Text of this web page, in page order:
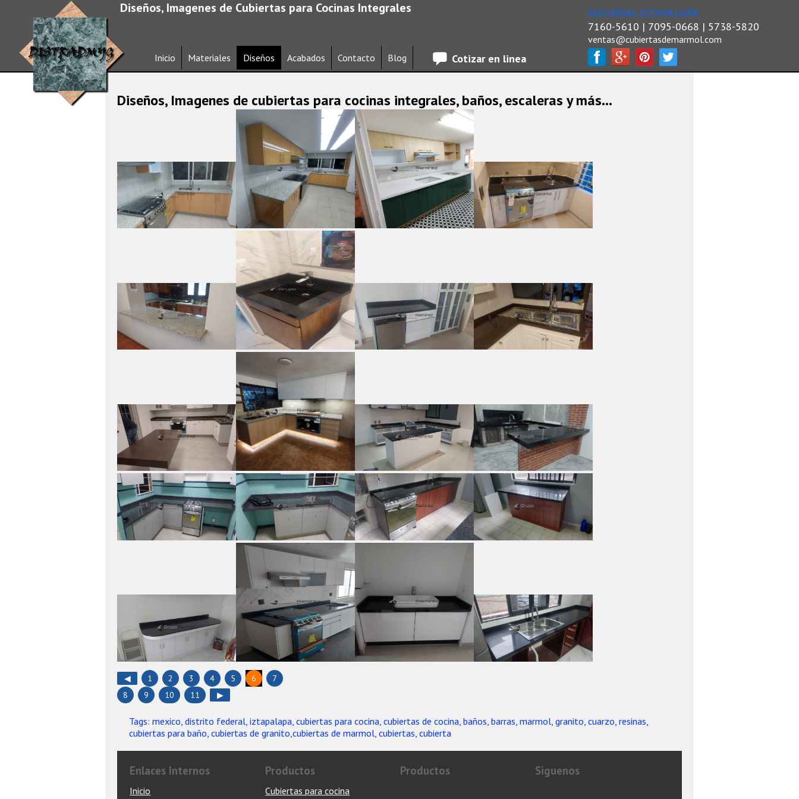
Diseños, Imagenes de Cubiertas para Cocinas Integrales
SUCURSAL IZTAPALAPA
7160-5610 | 7095-0668 | 5738-5820
ventas@cubiertasdemarmol.com
Inicio
Materiales Diseños Acabados Contacto Blog Cotizar en linea
Diseños, Imagenes de cubiertas para cocinas integrales, baños, escaleras y más...
◀ 1 2 3 4 5 6
7
8
9 10 11 ▶
Tags: mexico, distrito federal, iztapalapa, cubiertas para cocina, cubiertas de cocina, baños, barras, marmol, granito, cuarzo, resinas,
cubiertas para baño, cubiertas de granito,cubiertas de marmol, cubiertas, cubierta
Enlaces Internos Productos Productos Siguenos
Inicio
Cubiertas para cocina